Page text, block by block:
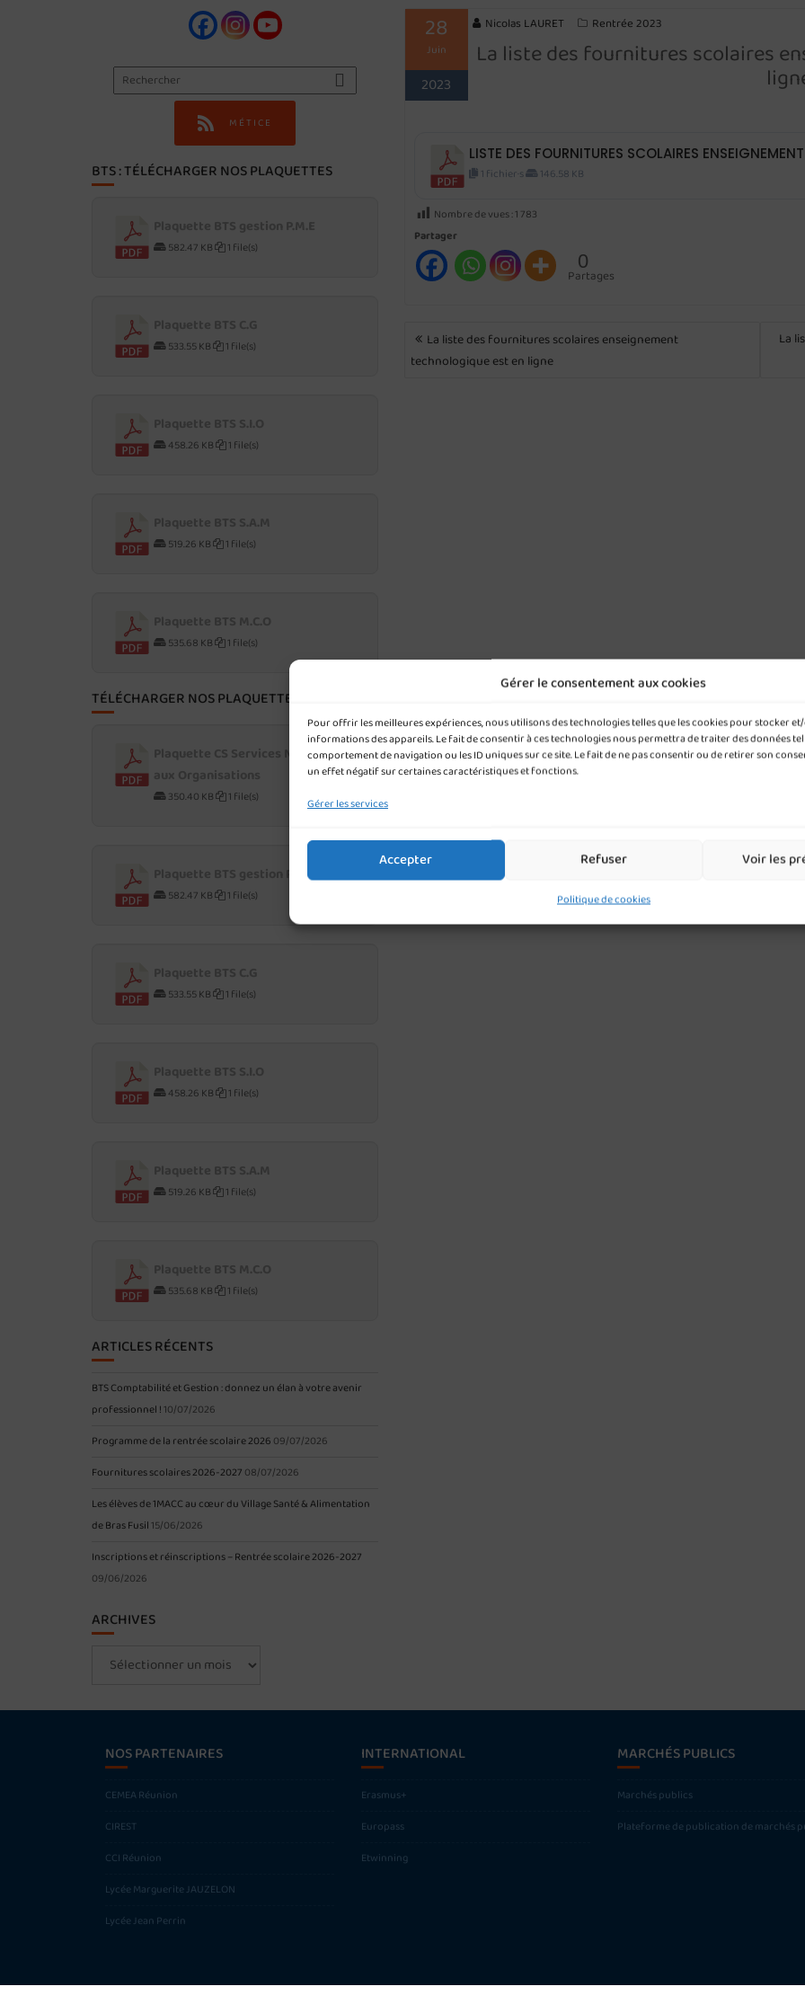
Gérer le consentement aux cookies
Pour offrir les meilleures expériences, nous utilisons des technologies telles que les cookies pour stocker
informations des appareils. Le fait de consentir à ces technologies nous permettra de traiter des données
comportement de navigation ou les ID uniques sur ce site. Le fait de ne pas consentir ou de retirer son
un effet négatif sur certaines caractéristiques et fonctions.
Gérer les services
Accepter Refuser Voir les
Politique de cookies
28
Juin
2023
Nicolas LAURET Rentrée 2023
La liste des fournitures scolaires
LISTE DES FOURNITURES SCOLAIRES
1 fichier·s 146.58 KB
Nombre de vues :1 783
Partager
0
Partages
NAVIGATION
DE
L’ARTICLE
La liste des fournitures scolaires enseignement
technologique est en ligne
La
MÉTICE
BTS : TÉLÉCHARGER NOS PLAQUETTES
582.47 KB 1 file(s)
533.55 KB 1 file(s)
458.26 KB 1 file(s)
519.26 KB 1 file(s)
535.68 KB 1 file(s)
TÉLÉCHARGER NOS PLAQUETTES POST-BAC
Plaquette CS Services Numériques
350.40 KB 1 file(s)
Plaquette BTS gestion P.M.E
582.47 KB 1 file(s)
533.55 KB 1 file(s)
458.26 KB 1 file(s)
519.26 KB 1 file(s)
535.68 KB 1 file(s)
ARTICLES RÉCENTS
BTS Comptabilité et Gestion : donnez un élan à votre avenir
professionnel ! 10/07/2026
Programme de la rentrée scolaire 2026 09/07/2026
Fournitures scolaires 2026-2027 08/07/2026
Les élèves de 1MACC au cœur du Village Santé & Alimentation
de Bras Fusil 15/06/2026
Inscriptions et réinscriptions – Rentrée scolaire 2026-2027
09/06/2026
ARCHIVES
NOS PARTENAIRES
CEMEA Réunion
CIREST
CCI Réunion
Lycée Marguerite JAUZELON
Lycée Jean Perrin
INTERNATIONAL
Erasmus+
Europass
Etwinning
MARCHÉS PUBLICS
Marchés publics
Plateforme de publication de marchés